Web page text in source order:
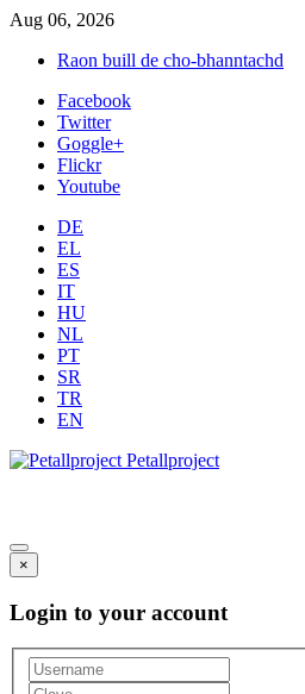
Aug 06, 2026
Raon buill de cho-bhanntachd
Facebook
Twitter
Goggle+
Flickr
Youtube
DE
EL
ES
IT
HU
NL
PT
SR
TR
EN
Petallproject
×
Login to your account